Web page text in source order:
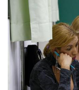
a
c